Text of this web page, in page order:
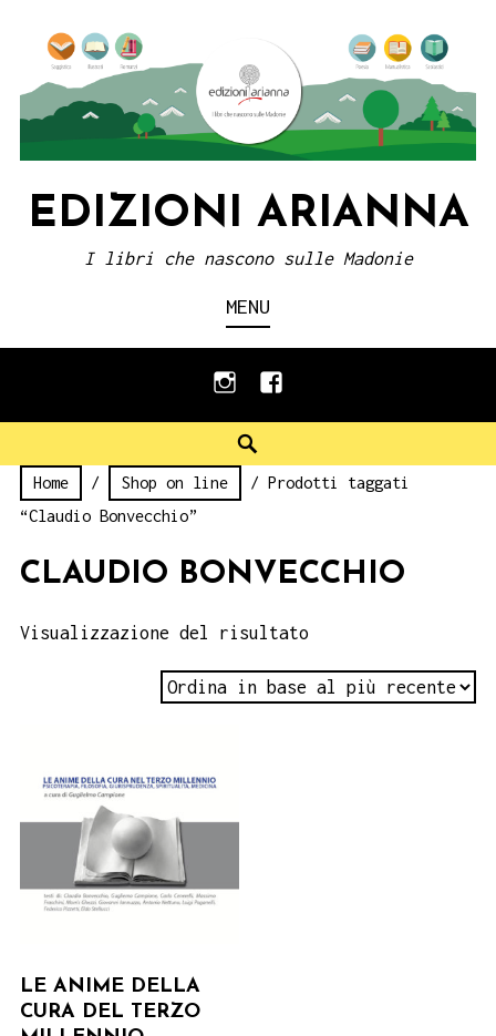
content
EDIZIONI ARIANNA
I libri che nascono sulle Madonie
MENU
instagramfacebook
Home / Shop on line
/ Prodotti taggati
“Claudio Bonvecchio”
CLAUDIO BONVECCHIO
Visualizzazione del risultato
LE ANIME DELLA
CURA DEL TERZO